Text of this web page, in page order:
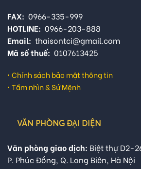
FAX: 0966-335-999
HOTLINE: 0966-203-888
Email: thaisontci@gmail.com
Mã số thuế: 0107613425
• Chính sách bảo mật thông tin
• Tầm nhìn & Sứ Mệnh
VĂN PHÒNG ĐẠI DIỆN
Văn phòng giao dịch: Biệt thự D2-
P. Phúc Đồng, Q. Long Biên, Hà Nội